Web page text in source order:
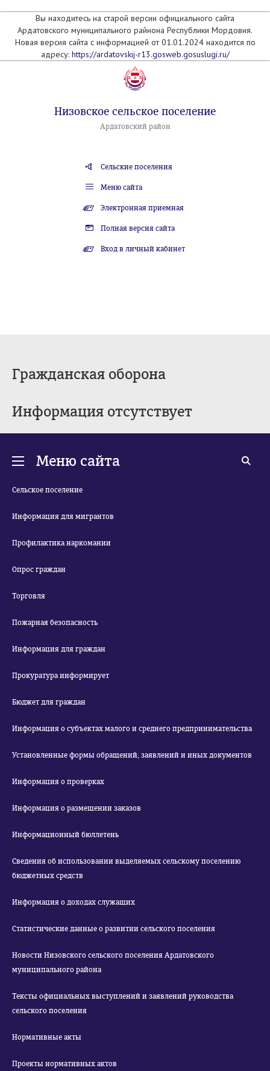
Вы находитесь на старой версии официального сайта
Ардатовского муниципального райнона Республики Мордовия.
Новая версия сайта с информацией от 01.01.2024 находится по
адресу: https://ardatovskij-r13.gosweb.gosuslugi.ru/
Низовское сельское поселение
Ардатовский район
Сельские поселения
Меню сайта
Электронная приемная
Полная версия сайта
Вход в личный кабинет
Гражданская оборона
Информация отсутствует
Меню сайта
Сельское поселение
Информация для мигрантов
Профилактика наркомании
Опрос граждан
Торговля
Пожарная безопасность
Информация для граждан
Прокуратура информирует
Бюджет для граждан
Информация о субъектах малого и среднего предпринимательства
Установленные формы обращений, заявлений и иных документов
Информация о проверках
Информация о размещении заказов
Информационный бюллетень
Сведения об использовании выделяемых сельскому поселению
бюджетных средств
Информация о доходах служащих
Статистические данные о развитии сельского поселения
Новости Низовского сельского поселения Ардатовского
муниципального района
Тексты официальных выступлений и заявлений руководства
сельского поселения
Нормативные акты
Проекты нормативных актов